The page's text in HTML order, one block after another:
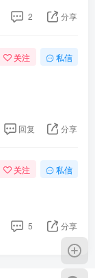
2 分享
关注 私信
回复 分享
关注 私信
5 分享